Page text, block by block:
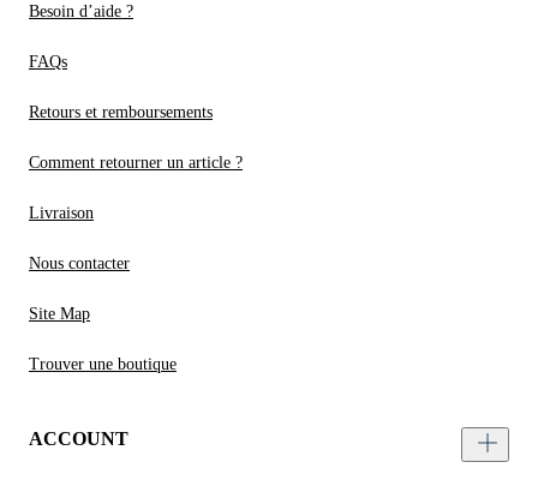
Besoin d’aide ?
FAQs
Retours et remboursements
Comment retourner un article ?
Livraison
Nous contacter
Site Map
Trouver une boutique
ACCOUNT